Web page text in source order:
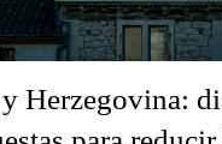
Herzegovina: